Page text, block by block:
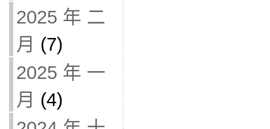
2025 年 二
月 (7)
2025 年 一
月 (4)